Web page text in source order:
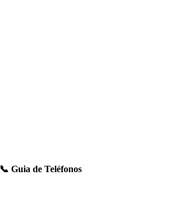
📞 Guia de Teléfonos